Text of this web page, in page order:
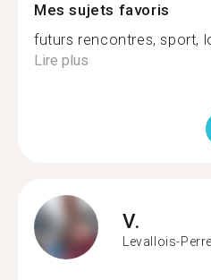
Mes sujets favoris
futurs rencontres, sport,
Lire plus
V.
Levallois-